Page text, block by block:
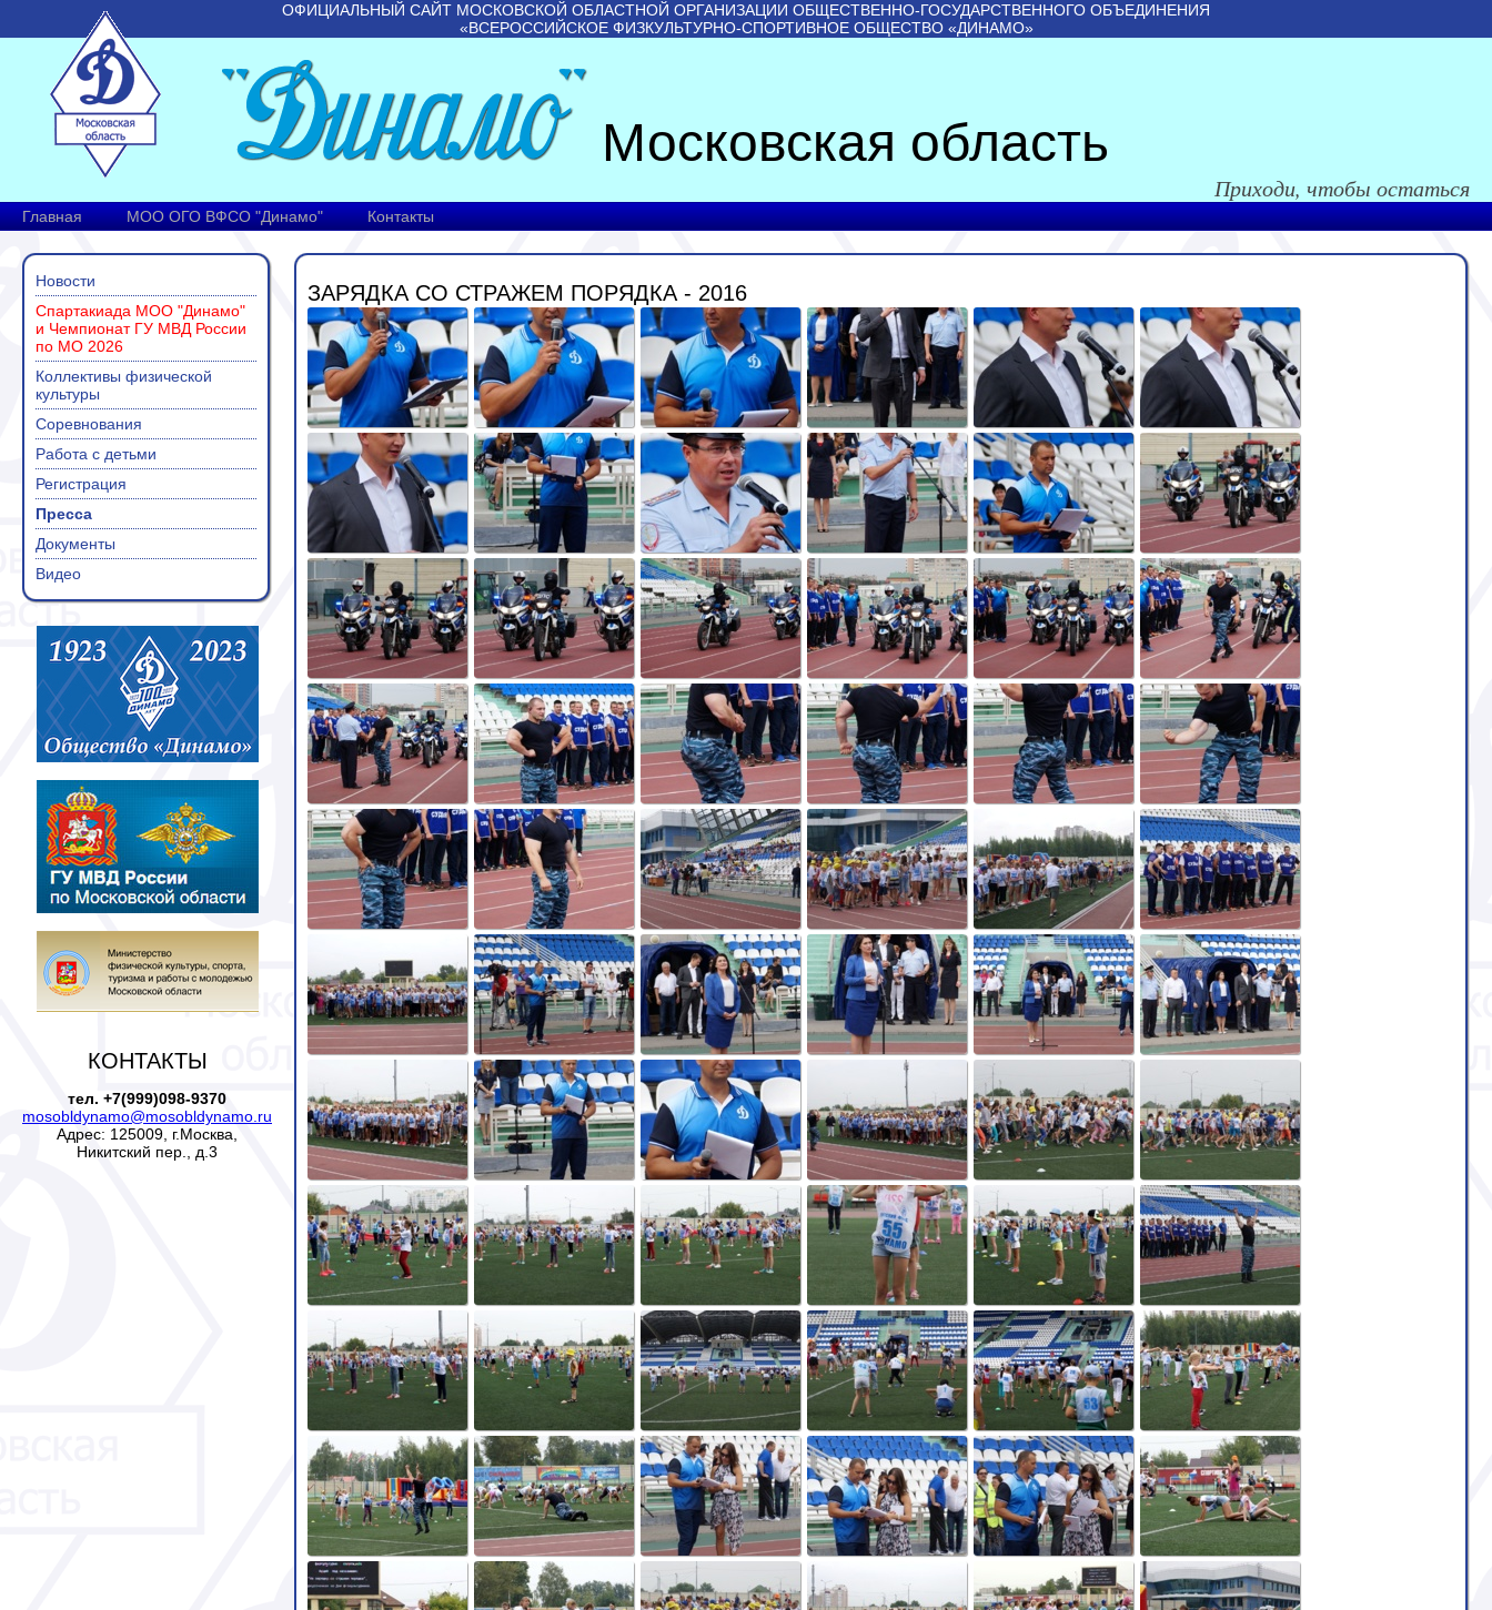
ОФИЦИАЛЬНЫЙ САЙТ МОСКОВСКОЙ ОБЛАСТНОЙ ОРГАНИЗАЦИИ ОБЩЕСТВЕННО-ГОСУДАРСТВЕННОГО ОБЪЕДИНЕНИЯ
«ВСЕРОССИЙСКОЕ ФИЗКУЛЬТУРНО-СПОРТИВНОЕ ОБЩЕСТВО «ДИНАМО»
Московская область
Приходи, чтобы остаться
Главная МОО ОГО ВФСО "Динамо" Контакты
Новости
Спартакиада МОО "Динамо"
и Чемпионат ГУ МВД России
по МО 2026
Коллективы физической
культуры
Соревнования
Работа с детьми
Регистрация
Пресса
Документы
Видео
КОНТАКТЫ
тел. +7(999)098-9370
mosobldynamo@mosobldynamo.ru
Адрес: 125009, г.Москва,
Никитский пер., д.3
ЗАРЯДКА СО СТРАЖЕМ ПОРЯДКА - 2016